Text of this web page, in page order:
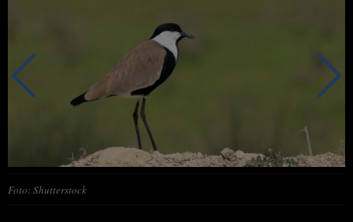
Foto: Shutterstock